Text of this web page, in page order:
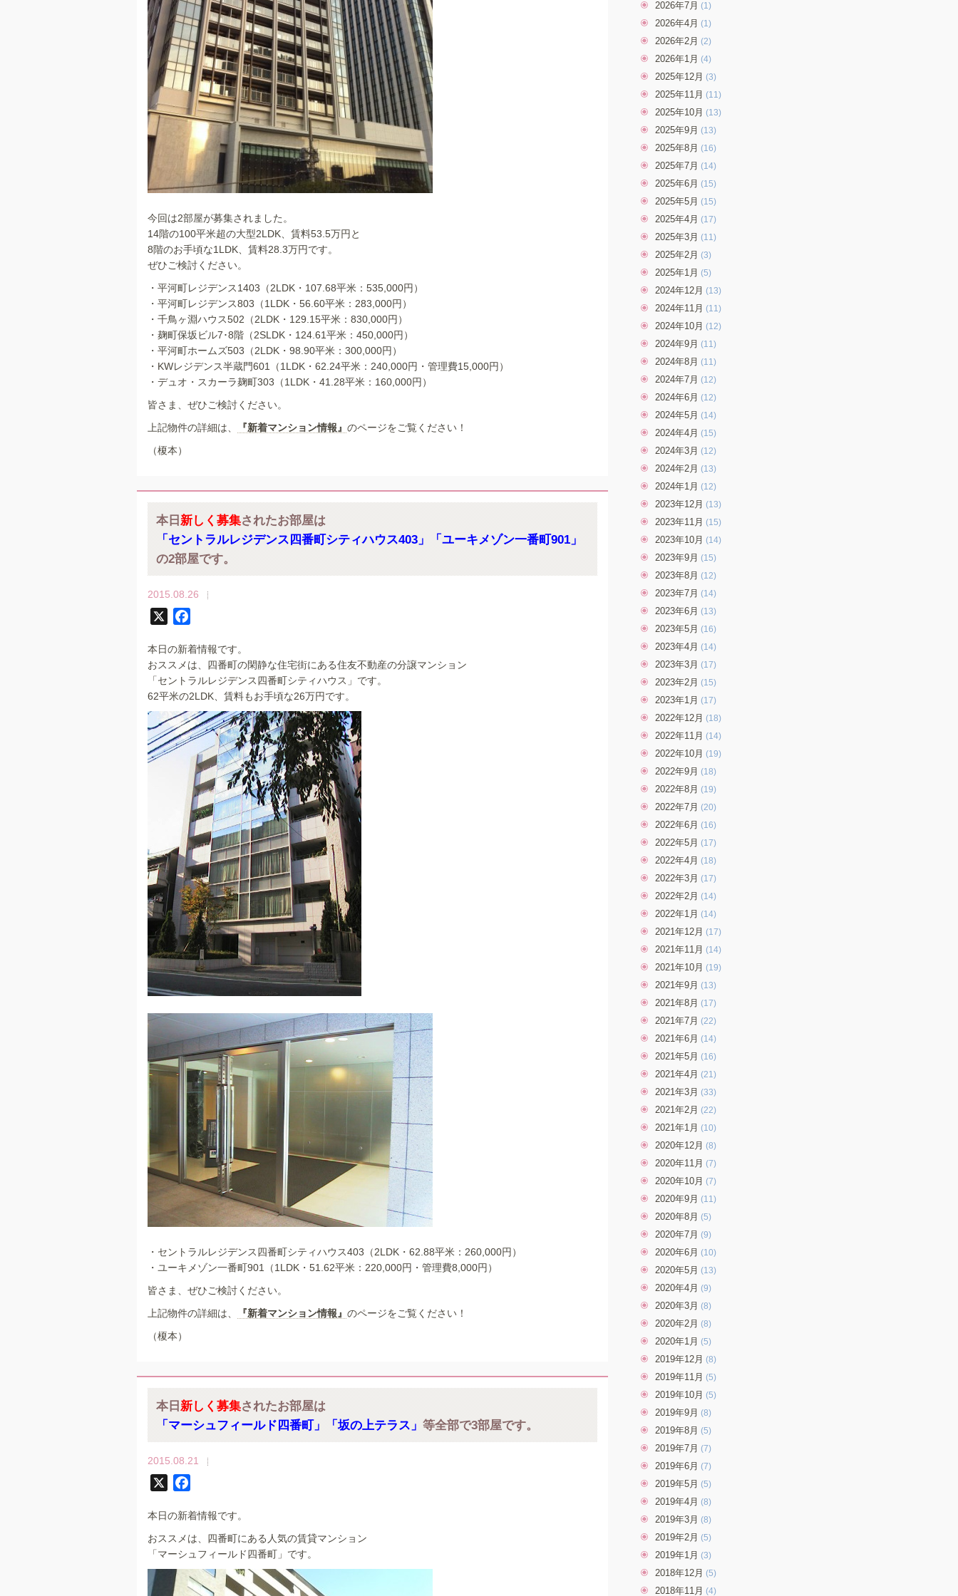
今回は2部屋が募集されました。
14階の100平米超の大型2LDK、賃料53.5万円と
8階のお手頃な1LDK、賃料28.3万円です。
ぜひご検討ください。
・平河町レジデンス1403（2LDK・107.68平米：535,000円）
・平河町レジデンス803（1LDK・56.60平米：283,000円）
・千鳥ヶ淵ハウス502（2LDK・129.15平米：830,000円）
・麹町保坂ビル7･8階（2SLDK・124.61平米：450,000円）
・平河町ホームズ503（2LDK・98.90平米：300,000円）
・KWレジデンス半蔵門601（1LDK・62.24平米：240,000円・管理費15,000円）
・デュオ・スカーラ麹町303（1LDK・41.28平米：160,000円）
皆さま、ぜひご検討ください。
上記物件の詳細は、
『新着マンション情報』 のページをご覧ください！
（榎本）
本日新しく募集されたお部屋は
「セントラルレジデンス四番町シティハウス403」「ユーキメゾン一番町901」
の2部屋です。
2015.08.26
c
e
b
o
o
k
本日の新着情報です。
おススメは、四番町の閑静な住宅街にある住友不動産の分譲マンション
「セントラルレジデンス四番町シティハウス」です。
62平米の2LDK、賃料もお手頃な26万円です。
・セントラルレジデンス四番町シティハウス403（2LDK・62.88平米：260,000円）
・ユーキメゾン一番町901（1LDK・51.62平米：220,000円・管理費8,000円）
皆さま、ぜひご検討ください。
上記物件の詳細は、
『新着マンション情報』 のページをご覧ください！
（榎本）
本日新しく募集されたお部屋は
「マーシュフィールド四番町」「坂の上テラス」等全部で3部屋です。
2015.08.21
c
e
b
o
o
本日の新着情報です。
おススメは、四番町にある人気の賃貸マンション
「マーシュフィールド四番町」です。
2026年7月 (1)
2026年4月 (1)
2026年2月 (2)
2026年1月 (4)
2025年12月 (3)
2025年11月 (11)
2025年10月 (13)
2025年9月 (13)
2025年8月 (16)
2025年7月 (14)
2025年6月 (15)
2025年5月 (15)
2025年4月 (17)
2025年3月 (11)
2025年2月 (3)
2025年1月 (5)
2024年12月 (13)
2024年11月 (11)
2024年10月 (12)
2024年9月 (11)
2024年8月 (11)
2024年7月 (12)
2024年6月 (12)
2024年5月 (14)
2024年4月 (15)
2024年3月 (12)
2024年2月 (13)
2024年1月 (12)
2023年12月 (13)
2023年11月 (15)
2023年10月 (14)
2023年9月 (15)
2023年8月 (12)
2023年7月 (14)
2023年6月 (13)
2023年5月 (16)
2023年4月 (14)
2023年3月 (17)
2023年2月 (15)
2023年1月 (17)
2022年12月 (18)
2022年11月 (14)
2022年10月 (19)
2022年9月 (18)
2022年8月 (19)
2022年7月 (20)
2022年6月 (16)
2022年5月 (17)
2022年4月 (18)
2022年3月 (17)
2022年2月 (14)
2022年1月 (14)
2021年12月 (17)
2021年11月 (14)
2021年10月 (19)
2021年9月 (13)
2021年8月 (17)
2021年7月 (22)
2021年6月 (14)
2021年5月 (16)
2021年4月 (21)
2021年3月 (33)
2021年2月 (22)
2021年1月 (10)
2020年12月 (8)
2020年11月 (7)
2020年10月 (7)
2020年9月 (11)
2020年8月 (5)
2020年7月 (9)
2020年6月 (10)
2020年5月 (13)
2020年4月 (9)
2020年3月 (8)
2020年2月 (8)
2020年1月 (5)
2019年12月 (8)
2019年11月 (5)
2019年10月 (5)
2019年9月 (8)
2019年8月 (5)
2019年7月 (7)
2019年6月 (7)
2019年5月 (5)
2019年4月 (8)
2019年3月 (8)
2019年2月 (5)
2019年1月 (3)
2018年12月 (5)
2018年11月 (4)